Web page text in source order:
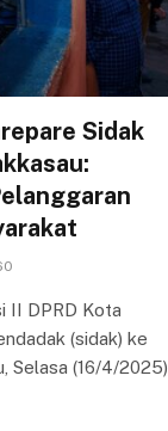
Sidak
II DPRD Kota
(sidak) ke
Selasa (16/4/2025),